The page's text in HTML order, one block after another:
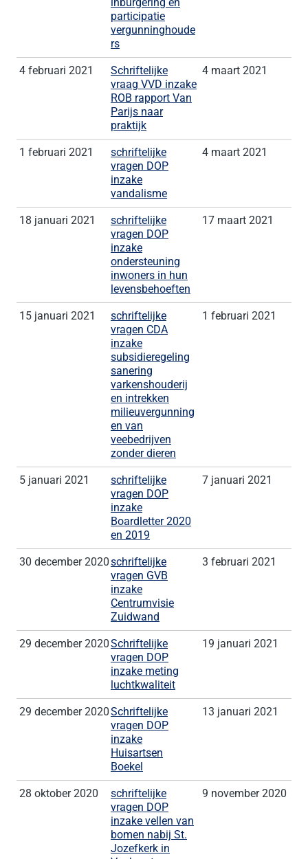
participatie
vergunninghoude
rs
4 februari 2021
Schriftelijke
vraag VVD inzake
ROB rapport Van
Parijs naar
praktijk
4 maart 2021
1 februari 2021
schriftelijke
vragen DOP
inzake
vandalisme
4 maart 2021
18 januari 2021
schriftelijke
vragen DOP
inzake
ondersteuning
inwoners in hun
levensbehoeften
17 maart 2021
15 januari 2021
schriftelijke
vragen CDA
inzake
subsidieregeling
sanering
varkenshouderij
en intrekken
milieuvergunning
en van
veebedrijven
zonder dieren
1 februari 2021
5 januari 2021
schriftelijke
vragen DOP
inzake
Boardletter 2020
en 2019
7 januari 2021
30 december 2020schriftelijke
vragen GVB
inzake
Centrumvisie
Zuidwand
3 februari 2021
29 december 2020Schriftelijke
vragen DOP
inzake meting
luchtkwaliteit
19 januari 2021
29 december 2020Schriftelijke
vragen DOP
inzake
Huisartsen
Boekel
13 januari 2021
28 oktober 2020
schriftelijke
vragen DOP
inzake vellen van
bomen nabij St.
Jozefkerk in
9 november 2020